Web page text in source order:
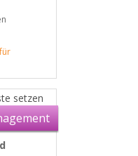
setzen